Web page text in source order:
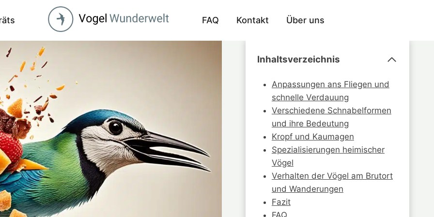
FAQ Kontakt Über uns
Inhaltsverzeichnis
Anpassungen ans Fliegen und
schnelle Verdauung
Verschiedene Schnabelformen
und ihre Bedeutung
Kropf und Kaumagen
Spezialisierungen heimischer
Vögel
Verhalten der Vögel am Brutort
und Wanderungen
Fazit
FAQ